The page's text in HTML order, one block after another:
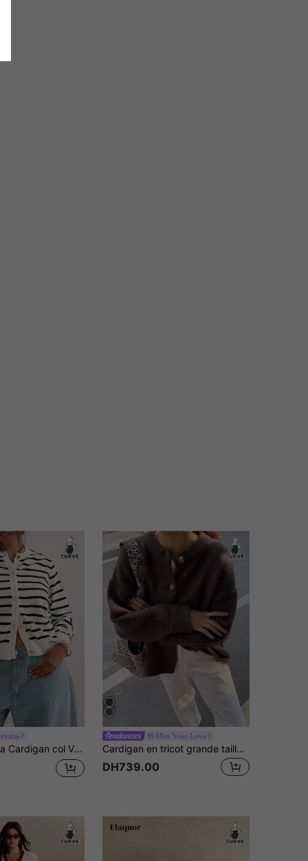
ample rayé noir et blanc, élastique, élégant, quotidien, rue, trajet, printemps, été, début d'automne
Miss Your Love
Cardigan en tricot grande taille marron col rond épaules tombantes manches longues boutonnage devant, pull en mélange tricoté chaud & confortable pour l'automne/l'hiver
DH739.00